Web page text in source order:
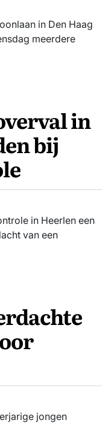
in Den Haag
meerdere
in
bij
in Heerlen een
van een
jongen